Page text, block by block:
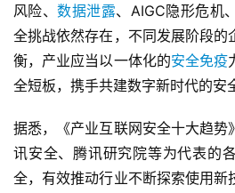
风险、数据泄露、AIGC隐形危机
全挑战依然存在，不同发展阶段的
衡，产业应当以一体化的安全免疫
全短板，携手共建数字新时代的安
据悉，《产业互联网安全十大趋势
讯安全、腾讯研究院等为代表的
全，有效推动行业不断探索使用新